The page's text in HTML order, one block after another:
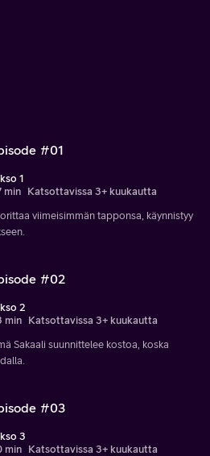
#01
1
min Katsottavissa 3+ kuukautta
viimeisimmän tapponsa, käynnistyy
#02
2
min
Katsottavissa 3+ kuukautta
Sakaali suunnittelee kostoa, koska
#03
3
min
Katsottavissa 3+ kuukautta